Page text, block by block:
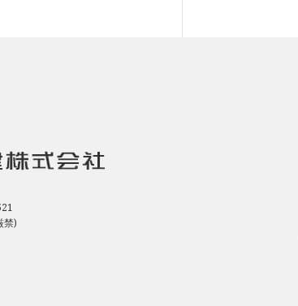
禁)